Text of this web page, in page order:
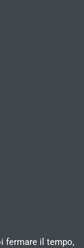
fermare il tempo,